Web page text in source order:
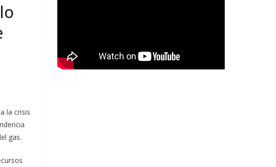
la crisis
gas.